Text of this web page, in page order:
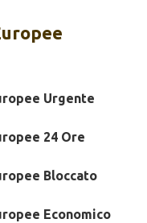
Urgente
24 Ore
Bloccato
Economico